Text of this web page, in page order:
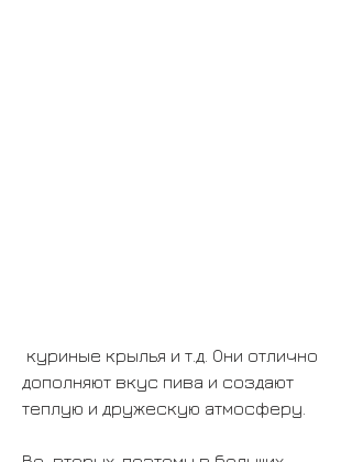
дополняют вкус пива и создают
теплую и дружескую атмосферу.